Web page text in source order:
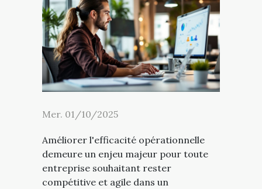
Mer. 01/10/2025
Améliorer l'efficacité opérationnelle
demeure un enjeu majeur pour toute
entreprise souhaitant rester
compétitive et agile dans un